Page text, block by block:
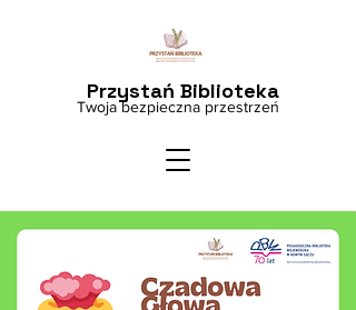
Twoja bezpieczna przestrzeń
Przystań Biblioteka